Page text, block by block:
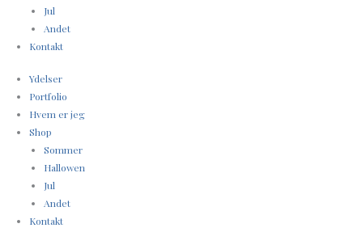
Jul
Andet
Kontakt
Ydelser
Portfolio
Hvem er jeg
Shop
Sommer
Hallowen
Jul
Andet
Kontakt